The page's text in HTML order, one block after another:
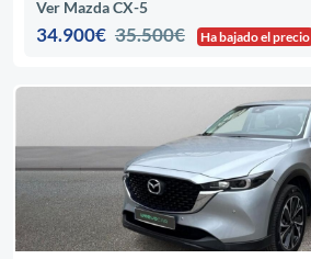
Ver Mazda CX-5
34.900€ 35.500€ Ha bajado el precio